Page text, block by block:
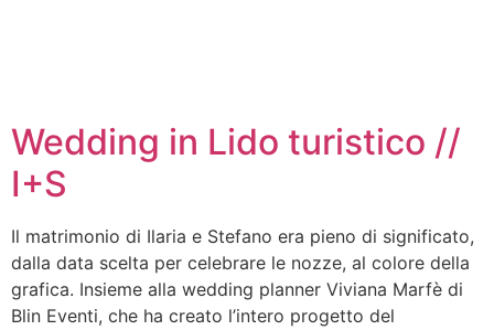
Wedding in Lido turistico //
I+S
Il matrimonio di Ilaria e Stefano era pieno di significato,
dalla data scelta per celebrare le nozze, al colore della
grafica. Insieme alla wedding planner Viviana Marfè di
Blin Eventi, che ha creato l’intero progetto del